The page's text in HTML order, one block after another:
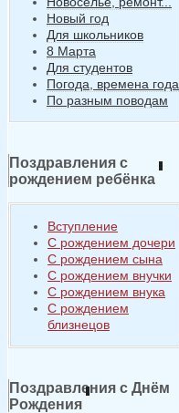
Новый год
Для школьников
8 Марта
Для студентов
Погода, времена года
По разным поводам
Поздравления с
рождением ребёнка
Вступление
С рождением дочери
С рождением сына
С рождением внучки
С рождением внука
С рождением
близнецов
Поздравления с Днём
Рождения